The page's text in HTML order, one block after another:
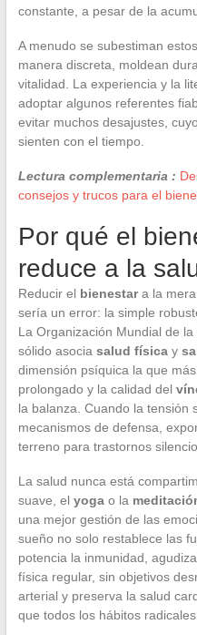
constante, a pesar de la
A menudo se subestiman
manera discreta, moldean
vitalidad. La experiencia y la
adoptar algunos referentes
evitar muchos desajustes,
sienten con el tiempo.
Lectura complementaria :
consejos y trucos para el
Por qué el
reduce a la
Reducir el bienestara la mera
sería un error: la simple
La Organización Mundial de
sólido asocia salud físicay
dimensión psíquica la que
prolongado y la calidad del
la balanza. Cuando la tensión
mecanismos de defensa,
terreno para trastornos
La salud nunca está
suave, el yogao la
una mejor gestión de las
sueño no solo restablece las
potencia la inmunidad,
física regular, sin objetivos
arterial y preserva la salud
que todos los hábitos radicales.